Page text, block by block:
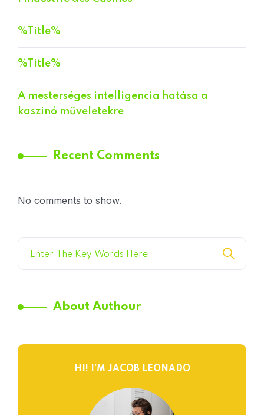
%Title%
%Title%
A mesterséges intelligencia hatása a
kaszinó műveletekre
Recent Comments
No comments to show.
About Authour
HI! I’M JACOB LEONADO